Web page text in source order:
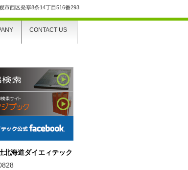
市西区発寒8条14丁目516番293
CONTACT US
北海道ダイエィテック